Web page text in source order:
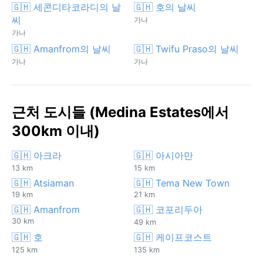
🇬🇭 세콘디타코라디의 날
씨
가나
🇬🇭 호의 날씨
가나
🇬🇭 Amanfrom의 날씨
가나
🇬🇭 Twifu Praso의 날씨
가나
근처 도시들 (Medina Estates에서
300km 이내)
🇬🇭 아크라
13 km
🇬🇭 아시아만
15 km
🇬🇭 Atsiaman
19 km
🇬🇭 Tema New Town
21 km
🇬🇭 Amanfrom
30 km
🇬🇭 코포리두아
49 km
🇬🇭 호
125 km
🇬🇭 케이프코스트
135 km